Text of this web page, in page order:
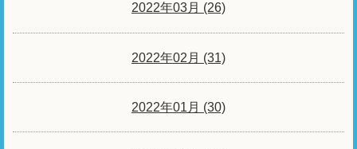
2022年03月 (26)
2022年02月 (31)
2022年01月 (30)